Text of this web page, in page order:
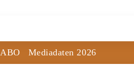
ABO Mediadaten 2026